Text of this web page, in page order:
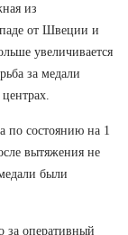
из
от Швеции и
увеличивается
за медали
по состоянию на 1
вытяжения не
были
за оперативный